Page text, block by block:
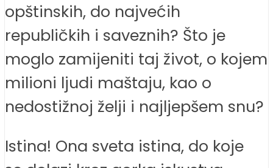
opštinskih, do najvećih
republičkih i saveznih? Što je
moglo zamijeniti taj život, o kojem
milioni ljudi maštaju, kao o
nedostižnoj želji i najljepšem snu?
Istina! Ona sveta istina, do koje